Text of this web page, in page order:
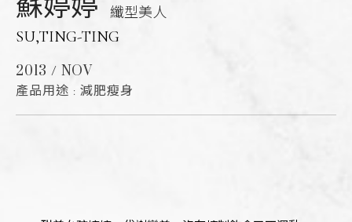
蘇婷婷 纖型美人
SU,TING-TING
2013 / NOV
產品用途 : 減肥瘦身